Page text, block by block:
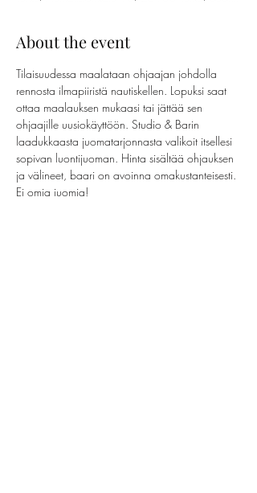
About the event
Tilaisuudessa maalataan ohjaajan johdolla
rennosta ilmapiiristä nautiskellen. Lopuksi saat
ottaa maalauksen mukaasi tai jättää sen
ohjaajille uusiokäyttöön. Studio & Barin
laadukkaasta juomatarjonnasta valikoit itsellesi
sopivan luontijuoman. Hinta sisältää ohjauksen
ja välineet, baari on avoinna omakustanteisesti.
Ei omia juomia!